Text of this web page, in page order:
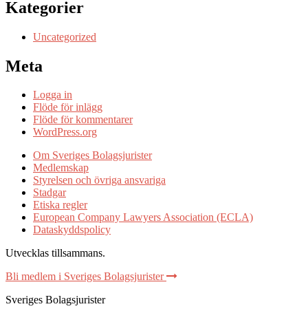
Kategorier
Uncategorized
Meta
Logga in
Flöde för inlägg
Flöde för kommentarer
WordPress.org
Om Sveriges Bolagsjurister
Medlemskap
Styrelsen och övriga ansvariga
Stadgar
Etiska regler
European Company Lawyers Association (ECLA)
Dataskyddspolicy
Utvecklas tillsammans.
Bli medlem i Sveriges Bolagsjurister
Sveriges Bolagsjurister